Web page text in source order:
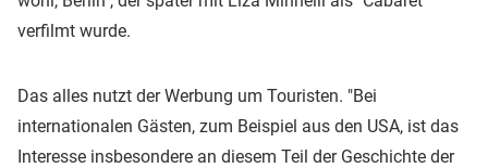
verfilmt wurde.
Das alles nutzt der Werbung um Touristen. "Bei
internationalen Gästen, zum Beispiel aus den USA, ist das
Interesse insbesondere an diesem Teil der Geschichte der